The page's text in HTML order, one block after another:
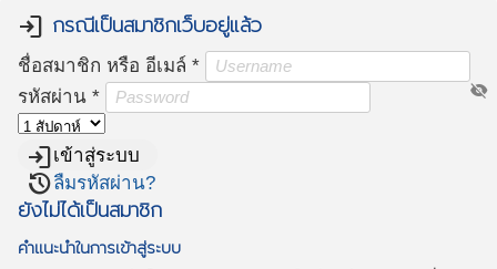
แผนที่โครงการ
(Project Mapping)
รายชื่อโครงการ Like
(Like Project)
ตัวอย่
login กรณีเป็นสมาชิกเว็บอยู่แล้ว
ชื่อสมาชิก หรือ อีเมล์ *
รหัสผ่าน * visibility_off
loginเข้าสู่ระบบ
restoreลืมรหัสผ่าน?
ยังไม่ได้เป็นสมาชิก
คำแนะนำในการเข้าสู่ระบบ